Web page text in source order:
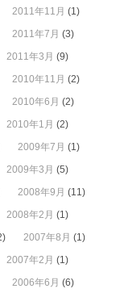
2011年11月 (1)
2011年7月 (3)
2011年3月 (9)
2010年11月 (2)
2010年6月 (2)
2010年1月 (2)
2009年7月 (1)
2009年3月 (5)
2008年9月 (11)
2008年2月 (1)
2007年8月 (1)
2007年2月 (1)
2006年6月 (6)